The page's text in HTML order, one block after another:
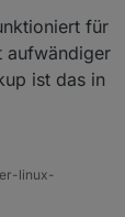
93M
278M
Linux 11
v8+
für
aufwändiger
ist das in
linux-